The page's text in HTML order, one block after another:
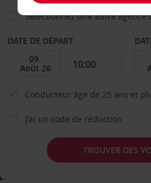
Sélectionnez une autre agence
DATE DE DÉPART
Conducteur âgé de 25 ans et
J’ai un code de réduction
TROUVER DES